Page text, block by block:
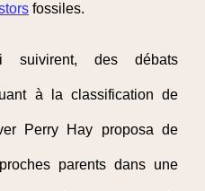
fossiles.
suivirent, des débats
à la classification de
Perry Hay proposa de
parents dans une